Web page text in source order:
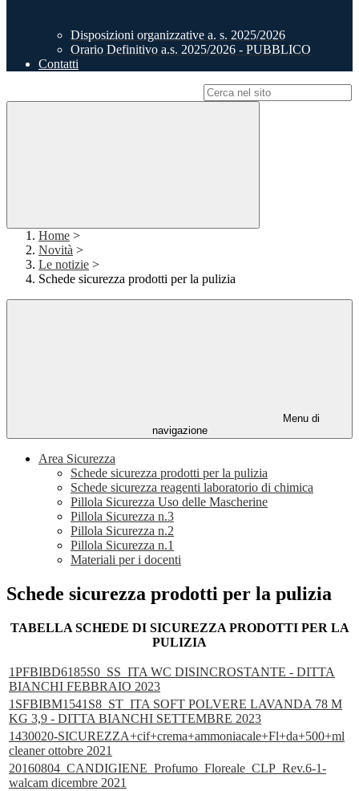
Disposizioni organizzative a. s. 2025/2026
Orario Definitivo a.s. 2025/2026 - PUBBLICO
Contatti
Home >
Novità >
Le notizie >
Schede sicurezza prodotti per la pulizia
Menu di
navigazione
Area Sicurezza
Schede sicurezza prodotti per la pulizia
Schede sicurezza reagenti laboratorio di chimica
Pillola Sicurezza Uso delle Mascherine
Pillola Sicurezza n.3
Pillola Sicurezza n.2
Pillola Sicurezza n.1
Materiali per i docenti
Schede sicurezza prodotti per la pulizia
TABELLA SCHEDE DI SICUREZZA PRODOTTI PER LA
PULIZIA
1PFBIBD6185S0_SS_ITA WC DISINCROSTANTE - DITTA
BIANCHI FEBBRAIO 2023
1SFBIBM1541S8_ST_ITA SOFT POLVERE LAVANDA 78 M
KG 3,9 - DITTA BIANCHI SETTEMBRE 2023
1430020-SICUREZZA+cif+crema+ammoniacale+Fl+da+500+ml
cleaner ottobre 2021
20160804_CANDIGIENE_Profumo_Floreale_CLP_Rev.6-1-
walcam dicembre 2021